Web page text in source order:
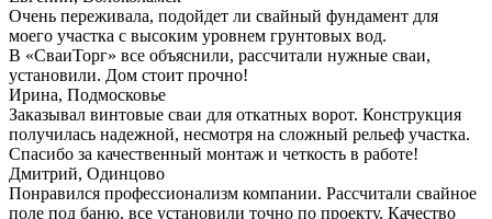
Очень переживала, подойдет ли свайный фундамент для
моего участка с высоким уровнем грунтовых вод.
В «СваиТорг» все объяснили, рассчитали нужные сваи,
установили. Дом стоит прочно!
Ирина, Подмосковье
Заказывал винтовые сваи для откатных ворот. Конструкция
получилась надежной, несмотря на сложный рельеф участка.
Спасибо за качественный монтаж и четкость в работе!
Дмитрий, Одинцово
Понравился профессионализм компании. Рассчитали свайное
поле под баню, все установили точно по проекту. Качество